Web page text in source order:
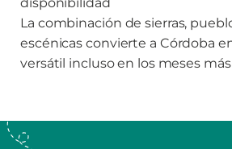
La combinación de sierras,
escénicas convierte a Córdoba
versátil incluso en los meses más